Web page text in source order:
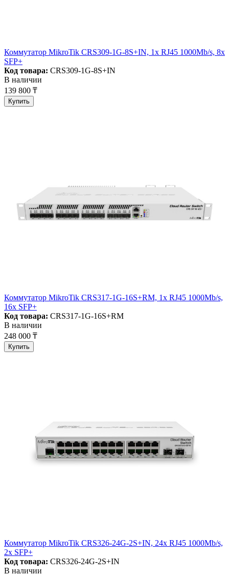
Коммутатор MikroTik CRS309-1G-8S+IN, 1x RJ45 1000Mb/s, 8x
SFP+
Код товара: CRS309-1G-8S+IN
В наличии
139 800 ₸
Купить
Коммутатор MikroTik CRS317-1G-16S+RM, 1x RJ45 1000Mb/s,
16x SFP+
Код товара: CRS317-1G-16S+RM
В наличии
248 000 ₸
Купить
Коммутатор MikroTik CRS326-24G-2S+IN, 24x RJ45 1000Mb/s,
2x SFP+
Код товара: CRS326-24G-2S+IN
В наличии